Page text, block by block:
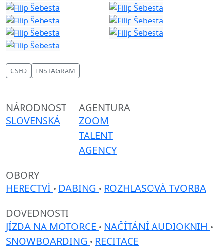
CSFD INSTAGRAM
NÁRODNOST
SLOVENSKÁ
AGENTURA
ZOOM
TALENT
AGENCY
OBORY
HERECTVÍ • DABING • ROZHLASOVÁ TVORBA
DOVEDNOSTI
JÍZDA NA MOTORCE • NAČÍTÁNÍ AUDIOKNIH •
SNOWBOARDING • RECITACE